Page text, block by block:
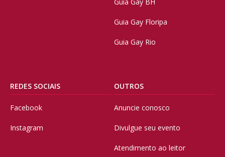
Guia Gay Floripa
Guia Gay Rio
REDES SOCIAIS
Facebook
Instagram
OUTROS
Anuncie conosco
Divulgue seu evento
Atendimento ao leitor